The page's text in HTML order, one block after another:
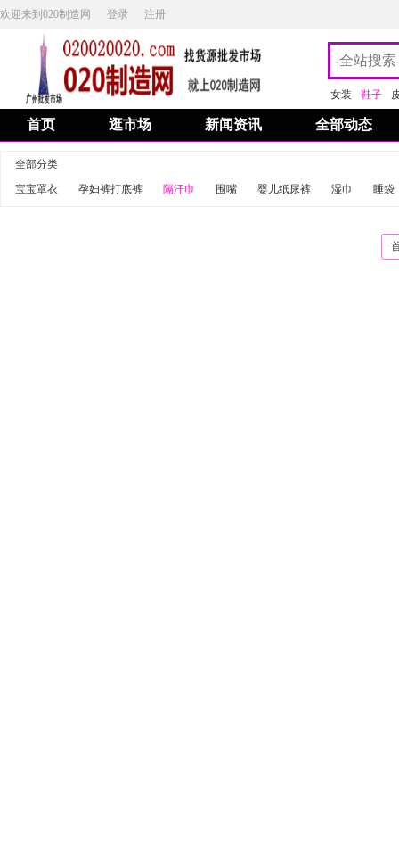
欢迎来到020制造网 登录 注册
女装 鞋子
首页 逛市场 新闻资讯 全部动态
全部分类
宝宝罩衣
孕妇裤打底裤 隔汗巾 围嘴 婴儿纸尿裤 湿巾 睡袋